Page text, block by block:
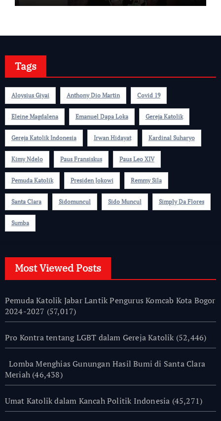
Tags
Aloysius Giyai Anthony Dio Martin Covid 19
Eleine Magdalena Emanuel Dapa Loka Gereja Katolik
Gereja Katolik Indonesia Irwan Hidayat Kardinal Suharyo
Kimy Ndelo Paus Fransiskus Paus Leo XIV
Pemuda Katolik Presiden Jokowi Remmy Sila
Santa Clara Sidomuncul Sido Muncul Simply Da Flores
Sumba
Most Viewed Posts
Pemuda Katolik Jabar Lantik Pengurus Komcab Kota Bogor
2024-2027 (57,017)
Pro Kontra tentang LGBT dalam Gereja Katolik (52,446)
Lomba Menghias Gunungan Hasil Bumi di Santa Clara
Meriah (46,438)
Umat Katolik dalam Kancah Politik Indonesia (45,271)